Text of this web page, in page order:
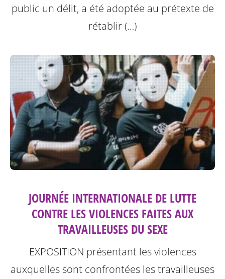
public un délit, a été adoptée au prétexte de
rétablir (…)
JOURNÉE INTERNATIONALE DE LUTTE
CONTRE LES VIOLENCES FAITES AUX
TRAVAILLEUSES DU SEXE
EXPOSITION présentant les violences
auxquelles sont confrontées les travailleuses